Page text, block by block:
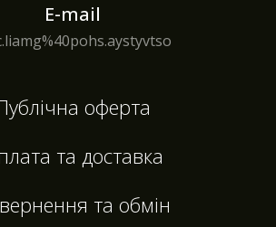
E-mail
оферта
та доставка
та обмін